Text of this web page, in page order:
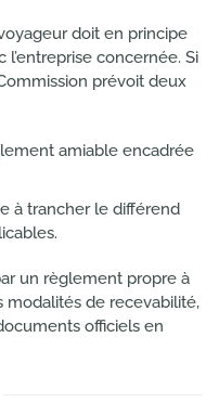
doit en principe
l’entreprise concernée. Si
prévoit deux
amiable encadrée
à trancher le différend
un règlement propre à
modalités de recevabilité,
officiels en